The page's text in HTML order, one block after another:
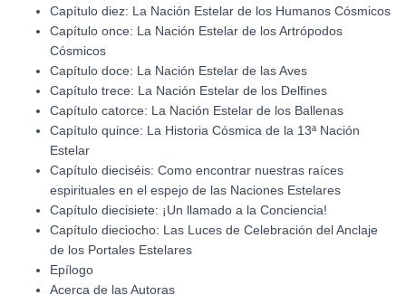
Capítulo diez: La Nación Estelar de los Humanos Cósmicos
Capítulo once: La Nación Estelar de los Artrópodos
Cósmicos
Capítulo doce: La Nación Estelar de las Aves
Capítulo trece: La Nación Estelar de los Delfines
Capítulo catorce: La Nación Estelar de los Ballenas
Capítulo quince: La Historia Cósmica de la 13ª Nación
Estelar
Capítulo dieciséis: Como encontrar nuestras raíces
espirituales en el espejo de las Naciones Estelares
Capítulo diecisiete: ¡Un llamado a la Conciencia!
Capítulo dieciocho: Las Luces de Celebración del Anclaje
de los Portales Estelares
Epílogo
Acerca de las Autoras